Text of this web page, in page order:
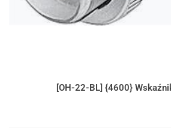
[OH-22-BL] {4600}